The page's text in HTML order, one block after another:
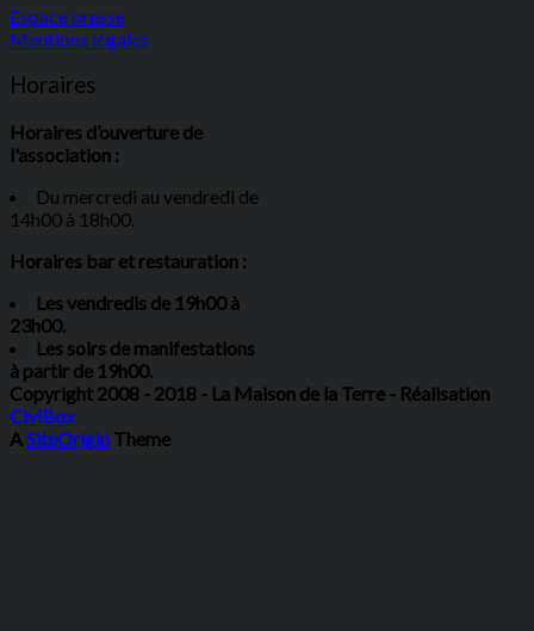
Espace presse
Mentions légales
Horaires
Horaires d’ouverture de
l'association :
Du mercredi au vendredi de
14h00 à 18h00.
Horaires bar et restauration :
Les vendredis de 19h00 à
23h00.
Les soirs de manifestations
à partir de 19h00.
Copyright 2008 - 2018 - La Maison de la Terre - Réalisation
CiviBox
ASiteOrigin Theme